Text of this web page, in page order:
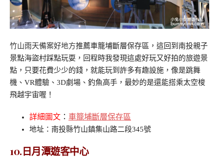
竹山雨天備案好地方推薦車籠埔斷層保存區，這回到南投親子
景點海盜村踩點玩耍，回程時我發現這處好玩又好拍的旅遊景
點，只要花費少少的錢，就能玩到許多有趣設施，像是跳舞
機、VR體驗、3D劇場、釣魚高手，最妙的是還能搭乘太空梭
飛越宇宙喔！
詳細圖文 ： 車籠埔斷層保存區
地址：南投縣竹山鎮集山路二段345號
10.日月潭遊客中心